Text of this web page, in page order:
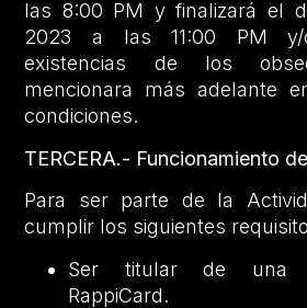
las 8:00 PM y finalizará el
2023 a las 11:00 PM y/
existencias de los
mencionara más adelante
condiciones.
TERCERA.- Funcionamiento
Para ser parte de la
cumplir los siguientes
Ser titular de una
RappiCard.